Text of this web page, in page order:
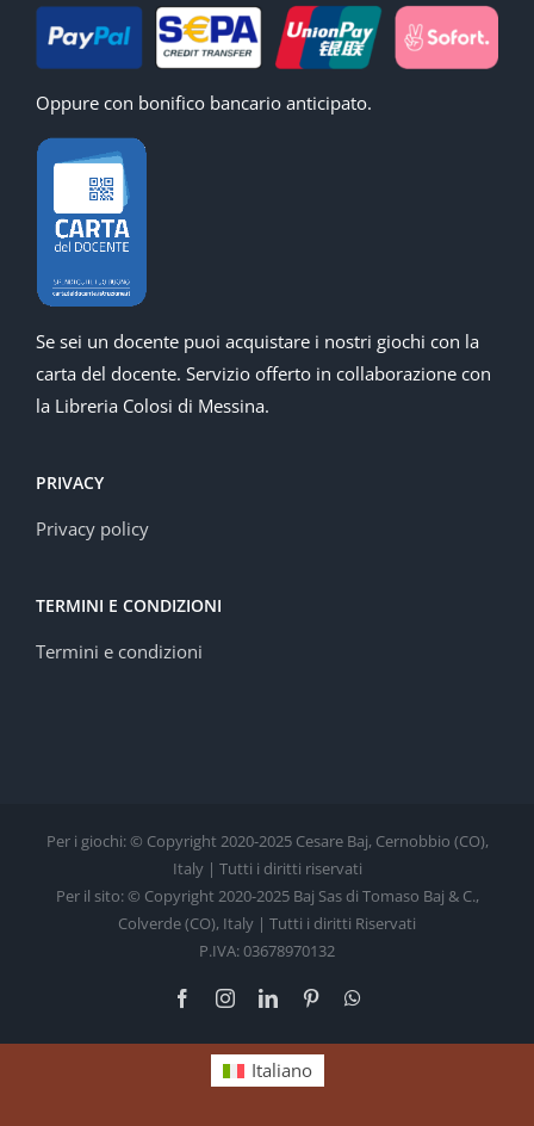
Oppure con bonifico bancario anticipato.
Se sei un docente puoi acquistare i nostri giochi con la
carta del docente. Servizio offerto in collaborazione con
la Libreria Colosi di Messina.
PRIVACY
Privacy policy
TERMINI E CONDIZIONI
Termini e condizioni
Per i giochi: © Copyright 2020-2025 Cesare Baj, Cernobbio (CO),
Italy | Tutti i diritti riservati
Per il sito: © Copyright 2020-2025 Baj Sas di Tomaso Baj & C.,
Colverde (CO), Italy | Tutti i diritti Riservati
P.IVA: 03678970132
FacebookInstagramLinkedInPinterest
Italiano